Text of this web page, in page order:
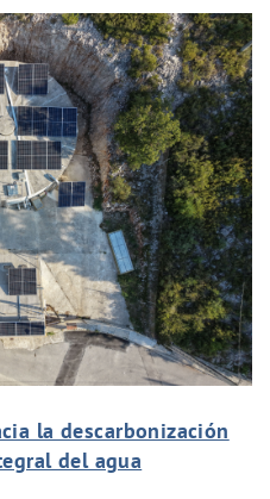
la descarbonización
del agua